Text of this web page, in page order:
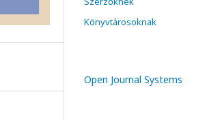
Könyvtárosoknak
Open Journal Systems